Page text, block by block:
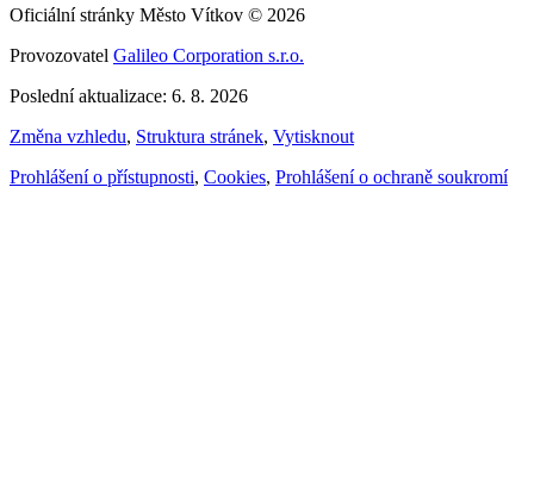
Oficiální stránky Město Vítkov © 2026
Provozovatel Galileo Corporation s.r.o.
Poslední aktualizace: 6. 8. 2026
Změna vzhledu, Struktura stránek, Vytisknout
Prohlášení o přístupnosti, Cookies, Prohlášení o ochraně soukromí